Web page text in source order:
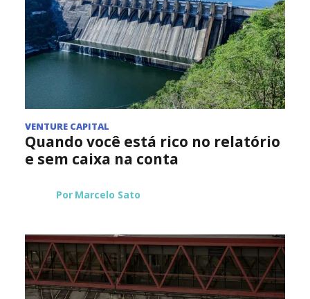
VENTURE CAPITAL
Quando você está rico no relatório
e sem caixa na conta
Por Marcelo Sato